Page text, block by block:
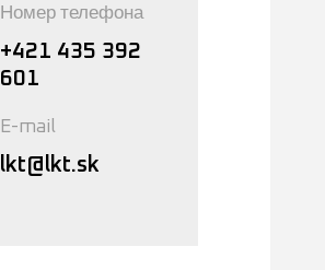
Номер телефона
+421 435 392
601
E-mail
lkt@lkt.sk